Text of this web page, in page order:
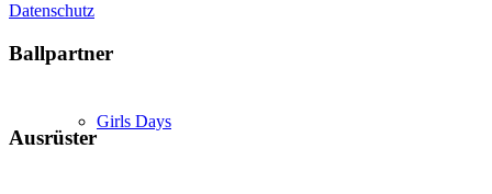
Girls Days
Datenschutz
Ballpartner
Ausrüster